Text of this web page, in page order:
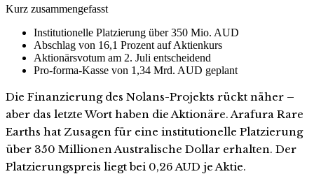
Kurz zusammengefasst
Institutionelle Platzierung über 350 Mio. AUD
Abschlag von 16,1 Prozent auf Aktienkurs
Aktionärsvotum am 2. Juli entscheidend
Pro-forma-Kasse von 1,34 Mrd. AUD geplant
Die Finanzierung des Nolans-Projekts rückt näher –
aber das letzte Wort haben die Aktionäre. Arafura Rare
Earths hat Zusagen für eine institutionelle Platzierung
über 350 Millionen Australische Dollar erhalten. Der
Platzierungspreis liegt bei 0,26 AUD je Aktie.